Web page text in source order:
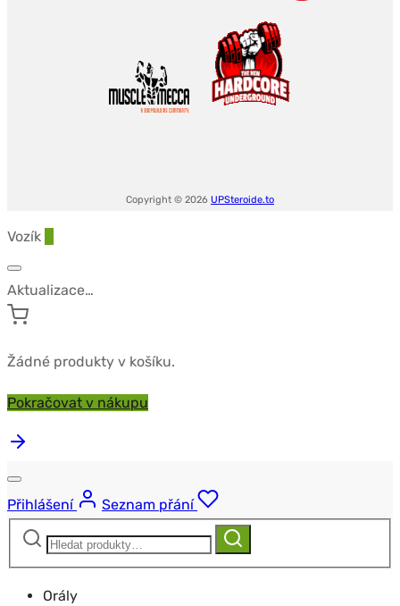
Copyright © 2026 UPSteroide.to
Vozík
Aktualizace…
Žádné produkty v košíku.
Pokračovat v nákupu
Přihlášení
Seznam přání
Hledat:
Hledat
Orály